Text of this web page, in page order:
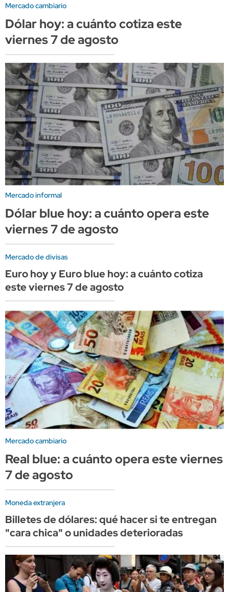
Mercado cambiario
Dólar hoy: a cuánto cotiza este
viernes 7 de agosto
Mercado informal
Dólar blue hoy: a cuánto opera este
viernes 7 de agosto
Mercado de divisas
Euro hoy y Euro blue hoy: a cuánto cotiza
este viernes 7 de agosto
Mercado cambiario
Real blue: a cuánto opera este viernes
7 de agosto
Moneda extranjera
Billetes de dólares: qué hacer si te entregan
"cara chica" o unidades deterioradas